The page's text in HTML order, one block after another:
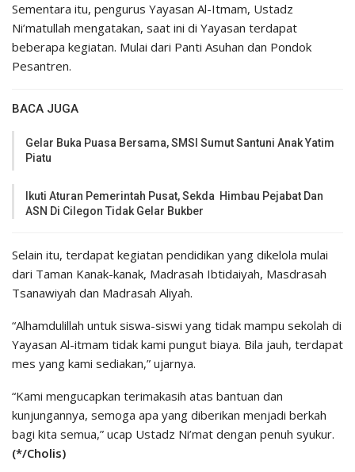
Sementara itu, pengurus Yayasan Al-Itmam, Ustadz
Ni’matullah mengatakan, saat ini di Yayasan terdapat
beberapa kegiatan. Mulai dari Panti Asuhan dan Pondok
Pesantren.
BACA JUGA
Gelar Buka Puasa Bersama, SMSI Sumut Santuni Anak Yatim
Piatu
Ikuti Aturan Pemerintah Pusat, Sekda Himbau Pejabat Dan
ASN Di Cilegon Tidak Gelar Bukber
Selain itu, terdapat kegiatan pendidikan yang dikelola mulai
dari Taman Kanak-kanak, Madrasah Ibtidaiyah, Masdrasah
Tsanawiyah dan Madrasah Aliyah.
“Alhamdulillah untuk siswa-siswi yang tidak mampu sekolah di
Yayasan Al-itmam tidak kami pungut biaya. Bila jauh, terdapat
mes yang kami sediakan,” ujarnya.
“Kami mengucapkan terimakasih atas bantuan dan
kunjungannya, semoga apa yang diberikan menjadi berkah
bagi kita semua,” ucap Ustadz Ni’mat dengan penuh syukur.
(*/Cholis)